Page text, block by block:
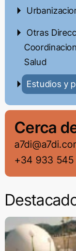
Otras
Salud
Estudios y
Cerca
+34 933 545